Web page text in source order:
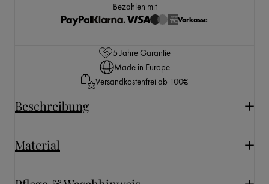
Bezahlen mit
Vorkasse
5 Jahre Garantie
Made in Europe
Versandkostenfrei ab 100€
Beschreibung
Material